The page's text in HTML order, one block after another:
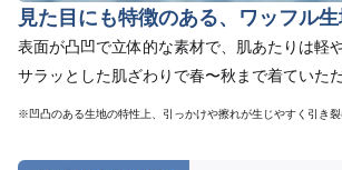
見た目にも特徴のある、ワッフル
表面が凸凹で立体的な素材で、肌あたりは軽や
サラッとした肌ざわりで春〜秋まで着ていただ
※凹凸のある生地の特性上、引っかけや擦れが生じやすく引き